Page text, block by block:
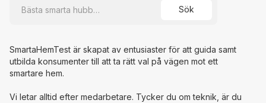
SmartaHemTest är skapat av entusiaster för att guida samt
utbilda konsumenter till att ta rätt val på vägen mot ett
smartare hem.
Vi letar alltid efter medarbetare. Tycker du om teknik, är du